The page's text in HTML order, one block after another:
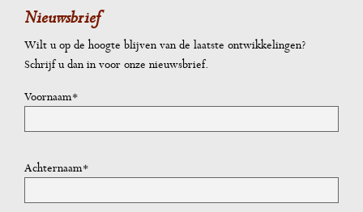
Nieuwsbrief
Wilt u op de hoogte blijven van de laatste ontwikkelingen?
Schrijf u dan in voor onze nieuwsbrief.
Voornaam*
Achternaam*